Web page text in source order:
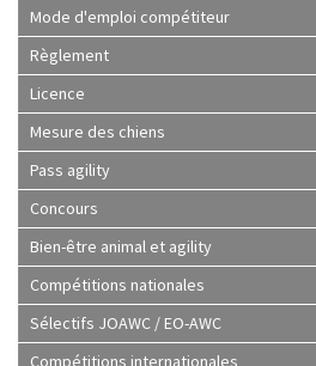
Mode d'emploi compétiteur
Règlement
Licence
Mesure des chiens
Pass agility
Concours
Bien-être animal et agility
Compétitions nationales
Sélectifs JOAWC / EO-AWC
Compétitions internationales